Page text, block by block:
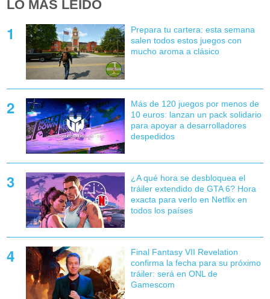
LO MÁS LEÍDO
Prepara tu cartera: esta semana
salen todos estos juegos con
mucho aroma a clásico
Más de 120 juegos por menos de
10 euros: lanzan un pack solidario
para apoyar a desarrolladores
despedidos
¿A qué hora se desbloquea el
tráiler extendido de GTA 6? Hora
exacta para verlo en Netflix en
todos los países
Final Fantasy VII Revelation
confirma la fecha para su próximo
tráiler: será en ONL de
Gamescom